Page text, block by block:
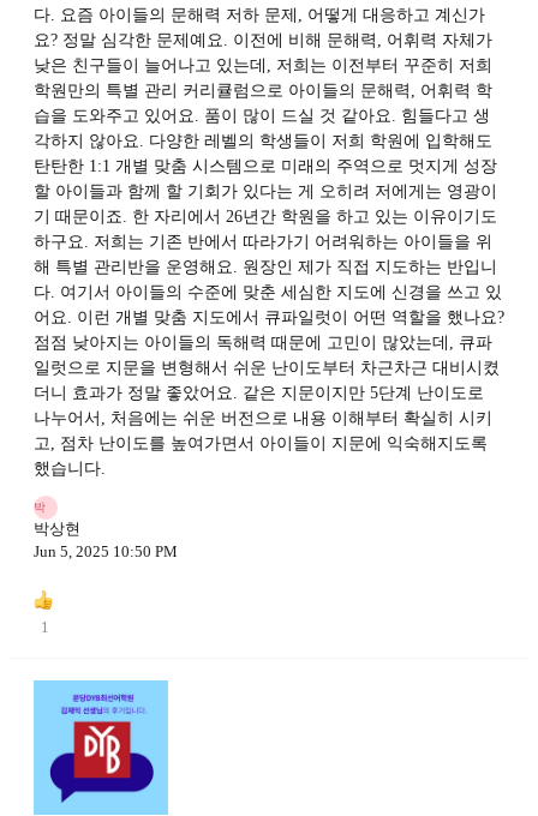
다. 요즘 아이들의 문해력 저하 문제, 어떻게 대응하고 계신가
요? 정말 심각한 문제예요. 이전에 비해 문해력, 어휘력 자체가
낮은 친구들이 늘어나고 있는데, 저희는 이전부터 꾸준히 저희
학원만의 특별 관리 커리큘럼으로 아이들의 문해력, 어휘력 학
습을 도와주고 있어요. 품이 많이 드실 것 같아요. 힘들다고 생
각하지 않아요. 다양한 레벨의 학생들이 저희 학원에 입학해도
탄탄한 1:1 개별 맞춤 시스템으로 미래의 주역으로 멋지게 성장
할 아이들과 함께 할 기회가 있다는 게 오히려 저에게는 영광이
기 때문이죠. 한 자리에서 26년간 학원을 하고 있는 이유이기도
하구요. 저희는 기존 반에서 따라가기 어려워하는 아이들을 위
해 특별 관리반을 운영해요. 원장인 제가 직접 지도하는 반입니
다. 여기서 아이들의 수준에 맞춘 세심한 지도에 신경을 쓰고 있
어요. 이런 개별 맞춤 지도에서 큐파일럿이 어떤 역할을 했나요?
점점 낮아지는 아이들의 독해력 때문에 고민이 많았는데, 큐파
일럿으로 지문을 변형해서 쉬운 난이도부터 차근차근 대비시켰
더니 효과가 정말 좋았어요. 같은 지문이지만 5단계 난이도로
나누어서, 처음에는 쉬운 버전으로 내용 이해부터 확실히 시키
고, 점차 난이도를 높여가면서 아이들이 지문에 익숙해지도록
했습니다.
박
박상현
Jun 5, 2025 10:50 PM
1